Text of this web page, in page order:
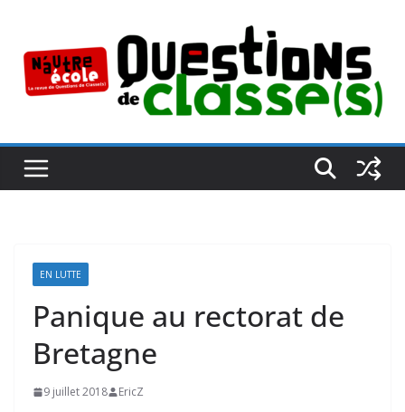
contenu
EN LUTTE
Panique au rectorat de
Bretagne
9 juillet 2018 EricZ